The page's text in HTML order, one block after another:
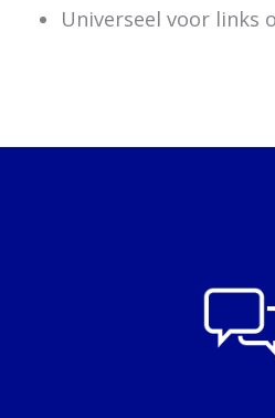
Universeel voor links